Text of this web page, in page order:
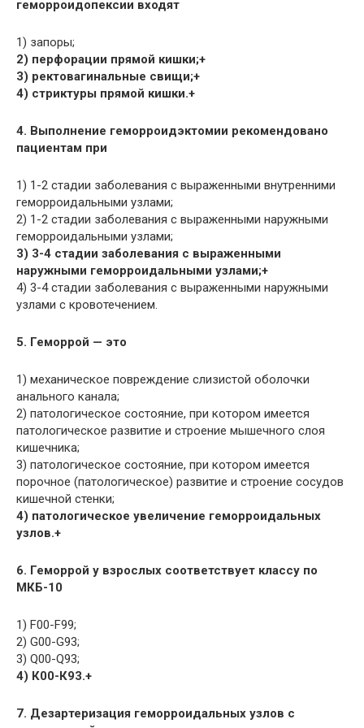
геморроидопексии входят
1) запоры;
2) перфорации прямой кишки;+
3) ректовагинальные свищи;+
4) стриктуры прямой кишки.+
4. Выполнение геморроидэктомии рекомендовано
пациентам при
1) 1-2 стадии заболевания с выраженными внутренними
геморроидальными узлами;
2) 1-2 стадии заболевания с выраженными наружными
геморроидальными узлами;
3) 3-4 стадии заболевания с выраженными
наружными геморроидальными узлами;+
4) 3-4 стадии заболевания с выраженными наружными
узлами с кровотечением.
5. Геморрой — это
1) механическое повреждение слизистой оболочки
анального канала;
2) патологическое состояние, при котором имеется
патологическое развитие и строение мышечного слоя
кишечника;
3) патологическое состояние, при котором имеется
порочное (патологическое) развитие и строение сосудов
кишечной стенки;
4) патологическое увеличение геморроидальных
узлов.+
6. Геморрой у взрослых соответствует классу по
МКБ-10
1) F00-F99;
2) G00-G93;
3) Q00-Q93;
4) К00-К93.+
7. Дезартеризация геморроидальных узлов с